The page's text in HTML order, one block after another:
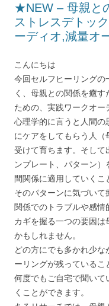
★NEW – 母親と
ストレスデ​トッ
ーディオ,​減量オ
こんにちは
今回セルフヒーリングの
く、 母親との関係を癒す
ための、 実践ワークオー
心理学的に言うと人間の
にケアをしてもらう人（
受けて育ちます。 そして
ンプレート、 パターン）
間関係に適用していくこ
そのパターンに気づいて
関係でのトラブルや感情
カギを握る一つの要因は
かもしれません。
どの方にでも多かれ少
ーリ ングが残っているこ
何度でもご自宅で聞いて
くことができます。